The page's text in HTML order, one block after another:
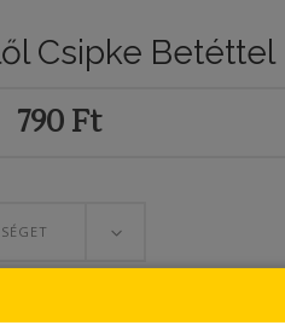
Csipke Betéttel
790 Ft